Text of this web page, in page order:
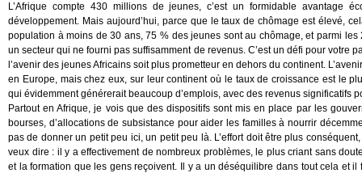
L’Afrique compte 430 millions de jeunes, c’est un formidable avantage
développement. Mais aujourd’hui, parce que le taux de chômage est élevé,
population à moins de 30 ans, 75 % des jeunes sont au chômage, et parmi
un secteur qui ne fourni pas suffisamment de revenus. C’est un défi pour votre
l’avenir des jeunes Africains soit plus prometteur en dehors du continent.
en Europe, mais chez eux, sur leur continent où le taux de croissance est le
qui évidemment générerait beaucoup d’emplois, avec des revenus significatifs
Partout en Afrique, je vois que des dispositifs sont mis en place par les
bourses, d’allocations de subsistance pour aider les familles à nourrir
pas de donner un petit peu ici, un petit peu là. L’effort doit être plus
veux dire : il y a effectivement de nombreux problèmes, le plus criant sans
et la formation que les gens reçoivent. Il y a un déséquilibre dans tout cela et